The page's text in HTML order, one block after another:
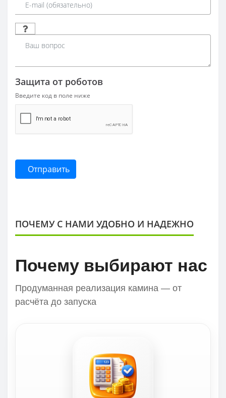
Защита от роботов
Введите код в поле ниже
Отправить
ПОЧЕМУ С НАМИ УДОБНО И НАДЕЖНО
Почему выбирают нас
Продуманная реализация камина — от
расчёта до запуска